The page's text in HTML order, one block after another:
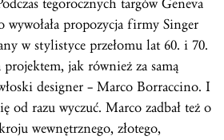
tegorocznych targów Geneva
wywołała propozycja firmy Singer
w stylistyce przełomu lat 60. i 70.
projektem, jak również za samą
designer – Marco Borraccino. I
od razu wyczuć. Marco zadbał też o
wewnętrznego, złotego,